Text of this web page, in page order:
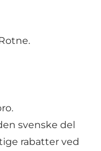
svenske del
rabatter ved